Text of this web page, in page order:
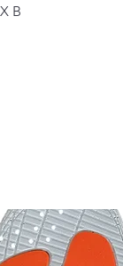
Visualização rápida
B